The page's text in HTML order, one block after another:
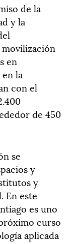
de la
y la
en
la
con el
de 450
se
y
y
En este
es uno
curso
aplicada